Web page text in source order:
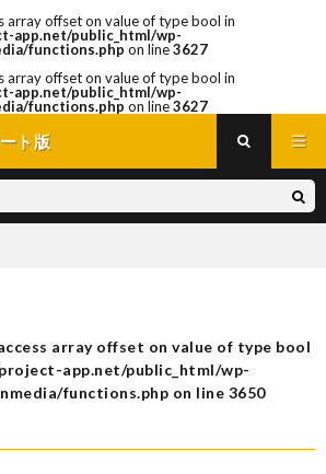
array offset on value of type bool in
app.net/public_html/wp-
functions.php on line3627
array offset on value of type bool in
app.net/public_html/wp-
functions.php on line3627
ト版
array offset on value of type bool
app.net/public_html/wp-
functions.php on line 3650